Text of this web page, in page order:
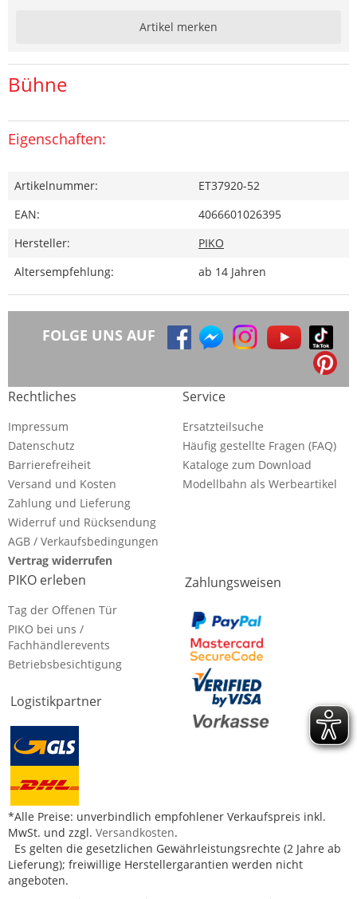
Artikel merken
Bühne
Eigenschaften:
Artikelnummer:
ET37920-52
EAN:
4066601026395
Hersteller:
PIKO
Altersempfehlung:
ab 14 Jahren
FOLGE UNS AUF
Rechtliches
Impressum
Datenschutz
Barrierefreiheit
Versand und Kosten
Zahlung und Lieferung
Widerruf und Rücksendung
AGB / Verkaufsbedingungen
Vertrag widerrufen
Service
Ersatzteilsuche
Häufig gestellte Fragen (FAQ)
Kataloge zum Download
Modellbahn als Werbeartikel
PIKO erleben
Tag der Offenen Tür
PIKO bei uns /
Fachhändlerevents
Betriebsbesichtigung
Logistikpartner
Zahlungsweisen
*Alle Preise: unverbindlich empfohlener Verkaufspreis inkl.
MwSt. und zzgl. Versandkosten.
Es gelten die gesetzlichen Gewährleistungsrechte (2 Jahre ab
Lieferung); freiwillige Herstellergarantien werden nicht
angeboten.